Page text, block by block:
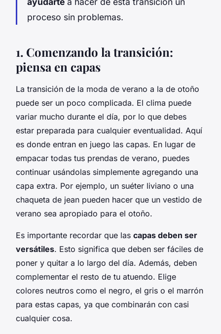
proceso sin problemas.
1. Comenzando la transición:
piensa en capas
La transición de la moda de verano a la de otoño
puede ser un poco complicada. El clima puede
variar mucho durante el día, por lo que debes
estar preparada para cualquier eventualidad. Aquí
es donde entran en juego las capas. En lugar de
empacar todas tus prendas de verano, puedes
continuar usándolas simplemente agregando una
capa extra. Por ejemplo, un suéter liviano o una
chaqueta de jean pueden hacer que un vestido de
verano sea apropiado para el otoño.
Es importante recordar que las capas deben ser
versátiles. Esto significa que deben ser fáciles de
poner y quitar a lo largo del día. Además, deben
complementar el resto de tu atuendo. Elige
colores neutros como el negro, el gris o el marrón
para estas capas, ya que combinarán con casi
cualquier cosa.